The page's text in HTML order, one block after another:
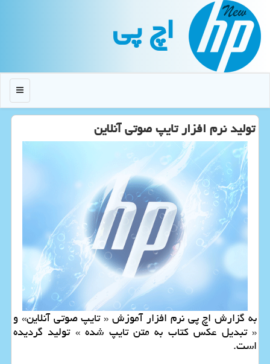
اچ پی
منو
تولید نرم افزار تایپ صوتی آنلاین
به گزارش اچ پی نرم افزار آموزش « تایپ صوتی آنلاین» و
« تبدیل عكس كتاب به متن تایپ شده » تولید گردیده
است.